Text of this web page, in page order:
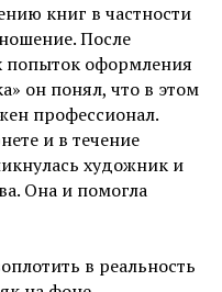
книг в частности
После
попыток оформления
он понял, что в этом
профессионал.
и в течение
художник и
Она и помогла
в реальность